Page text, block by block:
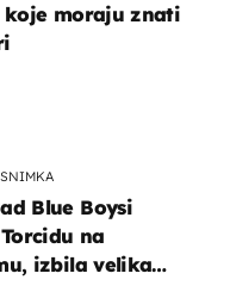
Blue Boysi
na
izbila velika
koje moraju znati